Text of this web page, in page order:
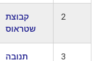
2
קבוצת
שטראוס
3 תנובה